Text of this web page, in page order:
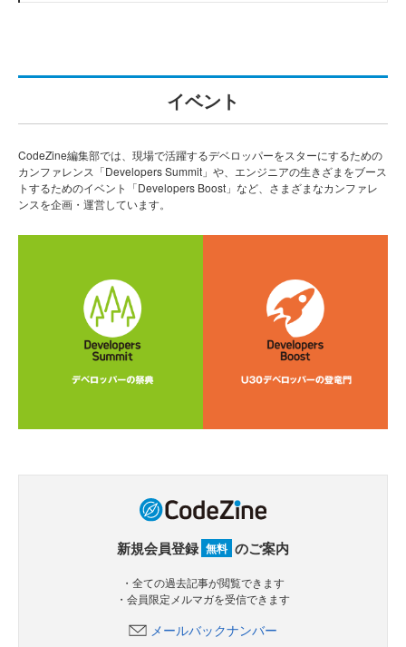
イベント
CodeZine編集部では、現場で活躍するデベロッパーをスターにするための
カンファレンス「Developers Summit」や、エンジニアの生きざまをブース
トするためのイベント「Developers Boost」など、さまざまなカンファレ
ンスを企画・運営しています。
新規会員登録 無料 のご案内
・全ての過去記事が閲覧できます
・会員限定メルマガを受信できます
メールバックナンバー